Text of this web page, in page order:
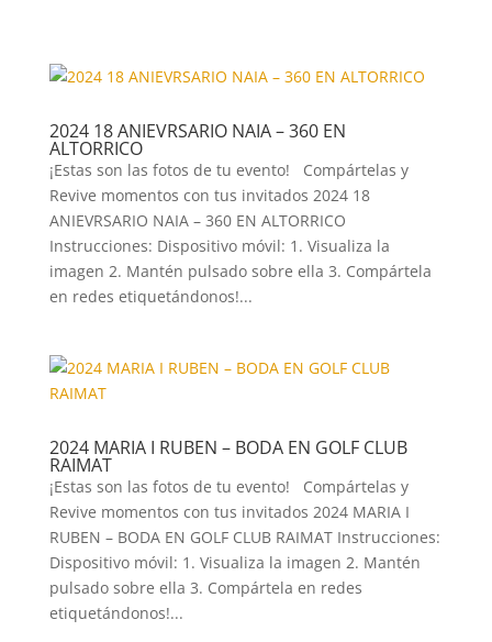
2024 18 ANIEVRSARIO NAIA – 360 EN
ALTORRICO
¡Estas son las fotos de tu evento! Compártelas y
Revive momentos con tus invitados 2024 18
ANIEVRSARIO NAIA – 360 EN ALTORRICO
Instrucciones: Dispositivo móvil: 1. Visualiza la
imagen 2. Mantén pulsado sobre ella 3. Compártela
en redes etiquetándonos!...
2024 MARIA I RUBEN – BODA EN GOLF CLUB
RAIMAT
¡Estas son las fotos de tu evento! Compártelas y
Revive momentos con tus invitados 2024 MARIA I
RUBEN – BODA EN GOLF CLUB RAIMAT Instrucciones:
Dispositivo móvil: 1. Visualiza la imagen 2. Mantén
pulsado sobre ella 3. Compártela en redes
etiquetándonos!...